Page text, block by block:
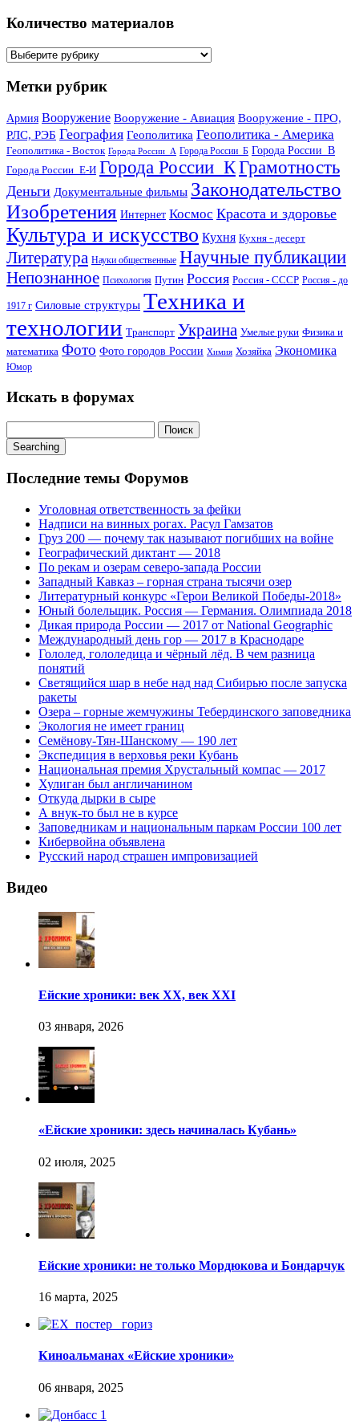
Количество материалов
Количество
Метки рубрик
Армия Вооружение Вооружение - Авиация Вооружение - ПРО,
РЛС, РЭБ География Геополитика Геополитика - Америка
Геополитика - Восток Города России_А Города России_Б Города России_В
Города России_Е-И Города России_КГрамотность
Деньги Документальные фильмы Законодательство
Изобретения Интернет Космос Красота и здоровье
Культура и искусство Кухня Кухня - десерт
Литература Науки общественные Научные публикации
Непознанное Психология Путин Россия Россия - СССР Россия - до
1917 г Силовые структуры Техника и
технологии Транспорт Украина Умелые руки Физика и
математика Фото Фото городов России Химия Хозяйка Экономика
Юмор
Искать в форумах
Searching
Последние темы Форумов
Уголовная ответственность за фейки
Надписи на винных рогах. Расул Гамзатов
Груз 200 — почему так называют погибших на войне
Географический диктант — 2018
По рекам и озерам северо-запада России
Западный Кавказ – горная страна тысячи озер
Литературный конкурс «Герои Великой Победы-2018»
Юный болельщик. Россия — Германия. Олимпиада 2018
Дикая природа России — 2017 от National Geographic
Международный день гор — 2017 в Краснодаре
Гололед, гололедица и чёрный лёд. В чем разница
понятий
Светящийся шар в небе над над Сибирью после запуска
ракеты
Озера – горные жемчужины Тебердинского заповедника
Экология не имеет границ
Семёнову-Тян-Шанскому — 190 лет
Экспедиция в верховья реки Кубань
Национальная премия Хрустальный компас — 2017
Хулиган был англичанином
Откуда дырки в сыре
А внук-то был не в курсе
Заповедникам и национальным паркам России 100 лет
Кибервойна объявлена
Русский народ страшен импровизацией
Видео
Ейские хроники: век XX, век XXI
«Ейские хроники: здесь начиналась Кубань»
Ейские хроники: не только Мордюкова и Бондарчук
Киноальманах «Ейские хроники»